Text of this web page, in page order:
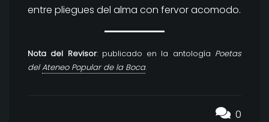
entre pliegues del alma con fervor acomodo.
Nota del Revisor: publicado en la antología Poetas
delAteneo Popular de la Boca.
0